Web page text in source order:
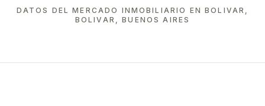
DATOS DEL MERCADO INMOBILIARIO ENBOLIVAR,
BOLIVAR, BUENOS AIRES